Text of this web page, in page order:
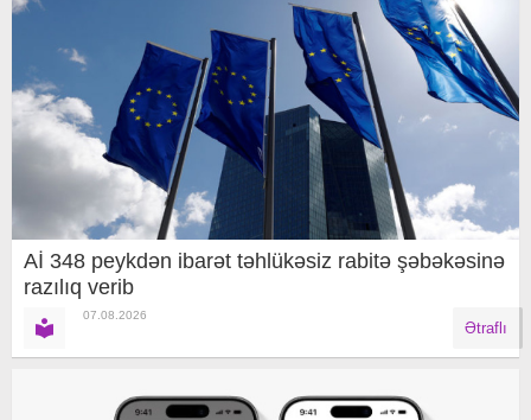
Aİ 348 peykdən ibarət təhlükəsiz rabitə şəbəkəsinə
razılıq verib
07.08.2026
Ətraflı